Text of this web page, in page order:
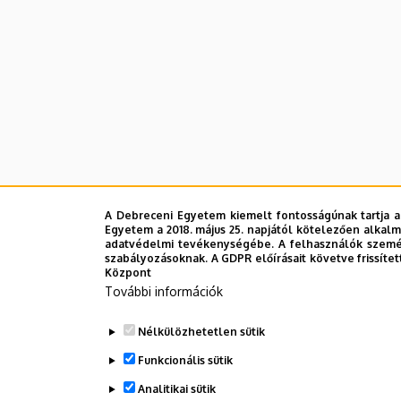
A Debreceni Egyetem kiemelt fontosságúnak
Egyetem a 2018. május 25. napjától kötelezően
adatvédelmi tevékenységébe. A felhasználók
szabályozásoknak. A GDPR előírásait követve
Központ
További információk
Nélkülözhetetlen sütik
Funkcionális sütik
Analitikai sütik